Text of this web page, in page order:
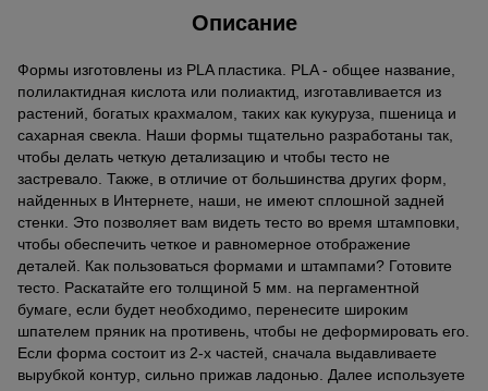
Описание
Формы изготовлены из PLA пластика. PLA - общее название,
полилактидная кислота или полиактид, изготавливается из
растений, богатых крахмалом, таких как кукуруза, пшеница и
сахарная свекла. Наши формы тщательно разработаны так,
чтобы делать четкую детализацию и чтобы тесто не
застревало. Также, в отличие от большинства других форм,
найденных в Интернете, наши, не имеют сплошной задней
стенки. Это позволяет вам видеть тесто во время штамповки,
чтобы обеспечить четкое и равномерное отображение
деталей. Как пользоваться формами и штампами? Готовите
тесто. Раскатайте его толщиной 5 мм. на пергаментной
бумаге, если будет необходимо, перенесите широким
шпателем пряник на противень, чтобы не деформировать его.
Если форма состоит из 2-х частей, сначала выдавливаете
вырубкой контур, сильно прижав ладонью. Далее используете